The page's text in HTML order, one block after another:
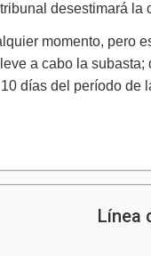
desestimará
momento, pero
a cabo la
días del período de
Línea